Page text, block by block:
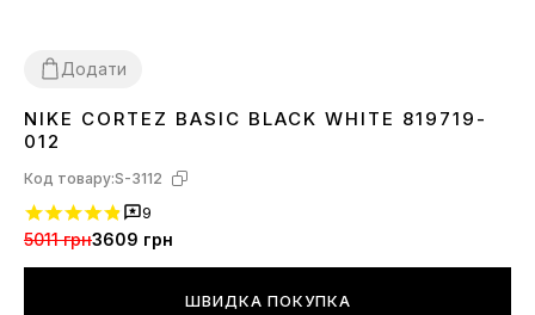
Додати
3637 38
NIKE CORTEZ BASIC BLACK WHITE 819719-
012
Код товару:S-3112
9
5011 грн3609 грн
ШВИДКА ПОКУПКА